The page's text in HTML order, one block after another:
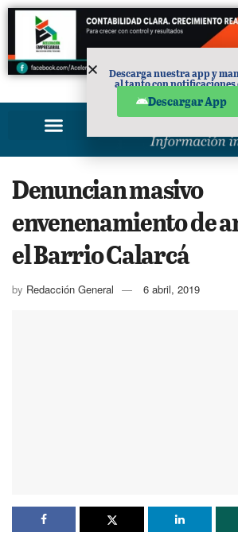
PUBLICIDAD
Denuncian masivo
envenenamiento de
el Barrio Calarcá
by Redacción General 6 abril, 2019
Descarga nuestra app y
al tanto con notificaciones
Descargar App